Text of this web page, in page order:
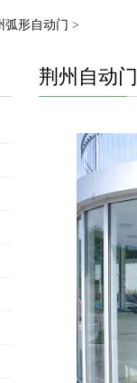
弧形自动门 >
荆州自动门